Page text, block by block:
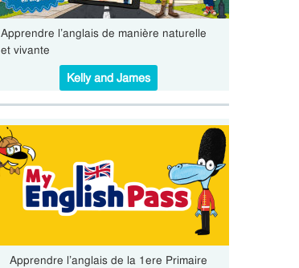
Apprendre l’anglais de manière naturelle
et vivante
Kelly and James
Apprendre l’anglais de la 1ere Primaire